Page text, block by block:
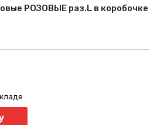
РОЗОВЫЕ раз.L в коробочке